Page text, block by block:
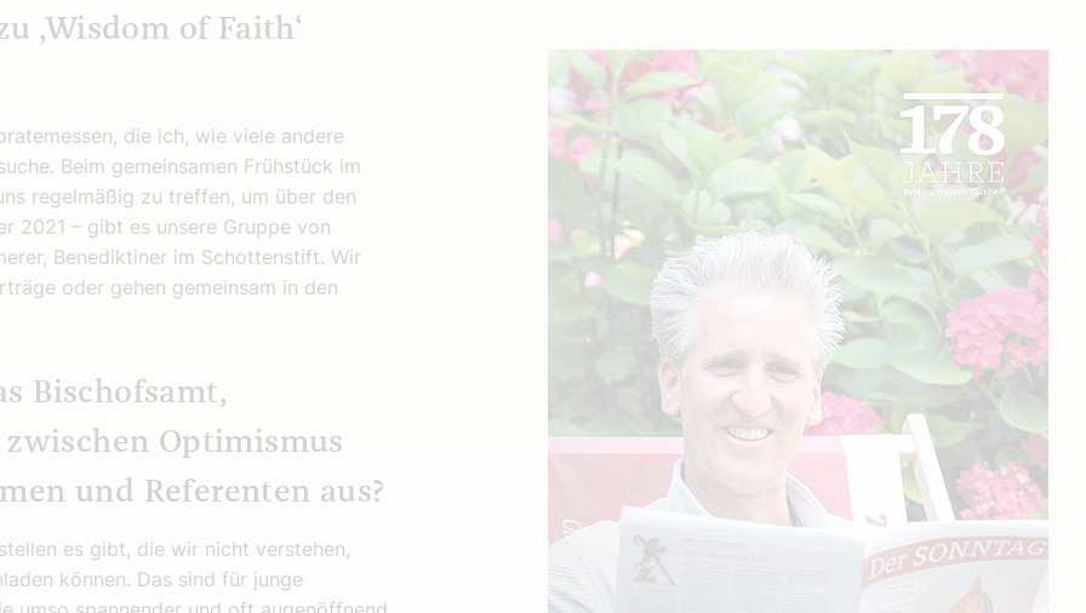
‚Wisdom of Faith‘
die ich, wie viele andere
Beim gemeinsamen Frühstück im
regelmäßig zu treffen, um über den
2021 – gibt es unsere Gruppe von
Benediktiner im Schottenstift. Wir
oder gehen gemeinsam in den
Bischofsamt,
Optimismus
und Referenten aus?
es gibt, die wir nicht verstehen,
können. Das sind für junge